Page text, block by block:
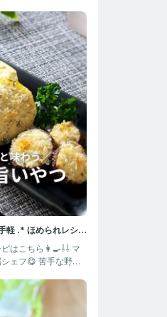
月切り、まいた
入れて色が変わる
軽 .* ほめられレシピ
はこちら👩‍🍳⇩⇩ マ
ェフ😋 苦手な野菜